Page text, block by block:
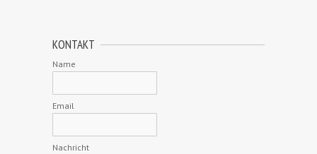
KONTAKT
Name
Email
Nachricht